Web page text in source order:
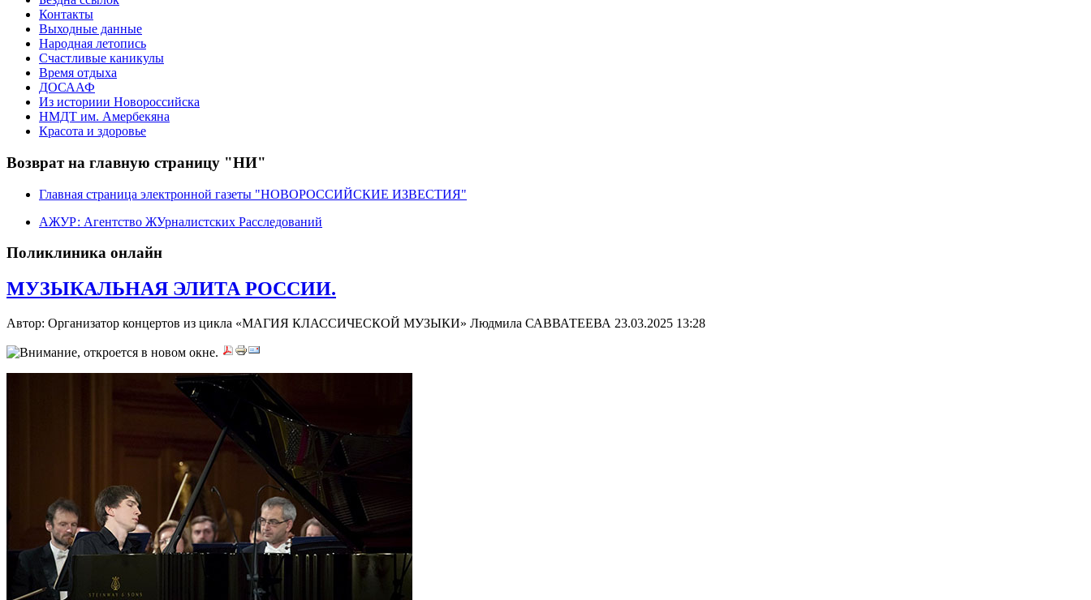
Контакты
Выходные данные
Народная летопись
Счастливые каникулы
Время отдыха
ДОСААФ
Из историии Новороссийска
НМДТ им. Амербекяна
Красота и здоровье
Возврат на главную страницу "НИ"
Главная страница электронной газеты "НОВОРОССИЙСКИЕ ИЗВЕСТИЯ"
АЖУР: Агентство ЖУрналистских Расследований
Поликлиника онлайн
МУЗЫКАЛЬНАЯ ЭЛИТА РОССИИ.
Автор: Организатор концертов из цикла «МАГИЯ КЛАССИЧЕСКОЙ МУЗЫКИ» Людмила САВВАТЕЕВА 23.03.2025 13:28